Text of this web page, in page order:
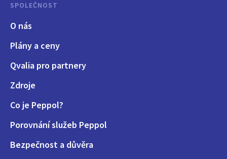
SPOLEČNOST
O nás
Plány a ceny
Qvalia pro partnery
Zdroje
Co je Peppol?
Porovnání služeb Peppol
Bezpečnost a důvěra